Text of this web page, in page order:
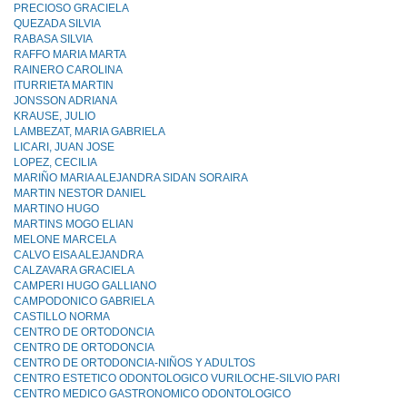
PRECIOSO GRACIELA
QUEZADA SILVIA
RABASA SILVIA
RAFFO MARIA MARTA
RAINERO CAROLINA
ITURRIETA MARTIN
JONSSON ADRIANA
KRAUSE, JULIO
LAMBEZAT, MARIA GABRIELA
LICARI, JUAN JOSE
LOPEZ, CECILIA
MARIÑO MARIA ALEJANDRA SIDAN SORAIRA
MARTIN NESTOR DANIEL
MARTINO HUGO
MARTINS MOGO ELIAN
MELONE MARCELA
CALVO EISA ALEJANDRA
CALZAVARA GRACIELA
CAMPERI HUGO GALLIANO
CAMPODONICO GABRIELA
CASTILLO NORMA
CENTRO DE ORTODONCIA
CENTRO DE ORTODONCIA
CENTRO DE ORTODONCIA-NIÑOS Y ADULTOS
CENTRO ESTETICO ODONTOLOGICO VURILOCHE-SILVIO PARI
CENTRO MEDICO GASTRONOMICO ODONTOLOGICO